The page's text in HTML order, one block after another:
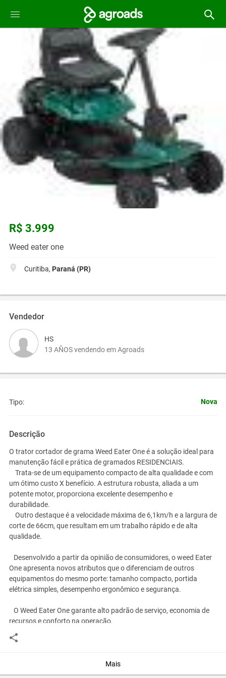
R$ 3.999
Weed eater one
Curitiba, Paraná (PR)
Vendedor
HS
13 AÑOS vendendo em Agroads
Tipo: Nova
Descrição
O trator cortador de grama Weed Eater One é a solução ideal para
manutenção fácil e prática de gramados RESIDENCIAIS.
Trata-se de um equipamento compacto de alta qualidade e com
um ótimo custo X benefício. A estrutura robusta, aliada a um
potente motor, proporciona excelente desempenho e
durabilidade.
Outro destaque é a velocidade máxima de 6,1km/h e a largura de
corte de 66cm, que resultam em um trabalho rápido e de alta
qualidade.
Desenvolvido a partir da opinião de consumidores, o weed Eater
One apresenta novos atributos que o diferenciam de outros
equipamentos do mesmo porte: tamanho compacto, portida
elétrica simples, desempenho ergonômico e segurança.
O Weed Eater One garante alto padrão de serviço, economia de
recursos e conforto na operação.
Indicado para:
- peso do condutor maximo indicado até 90 kilos (ideal é que o
Mais